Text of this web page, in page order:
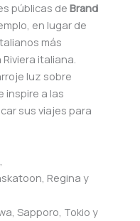
públicas deBrand
en lugar de
más
italiana.
luz sobre
inspire a las
sus viajes para
Regina y
Sapporo, Tokio y